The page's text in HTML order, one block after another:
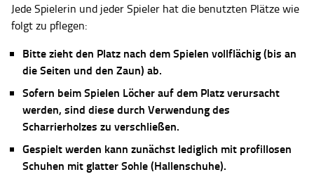
Jede Spielerin und jeder Spieler hat die benutzten Plätze wie
folgt zu pflegen:
Bitte zieht den Platz nach dem Spielen vollflächig (bis an
die Seiten und den Zaun) ab.
Sofern beim Spielen Löcher auf dem Platz verursacht
werden, sind diese durch Verwendung des
Scharrierholzes zu verschließen.
Gespielt werden kann zunächst lediglich mit profillosen
Schuhen mit glatter Sohle (Hallenschuhe).